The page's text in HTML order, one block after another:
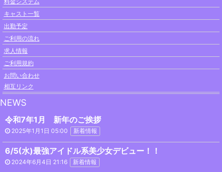
キャスト一覧
出勤予定
ご利用の流れ
求人情報
ご利用規約
お問い合わせ
相互リンク
NEWS
令和7年1月 新年のご挨拶
2025年1月1日 05:00 新着情報
6/5(水)最強アイドル系美少女デビュー！！
2024年6月4日 21:16 新着情報